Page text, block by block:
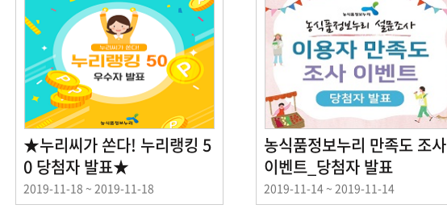
★누리씨가 쏜다! 누리랭킹 5
0 당첨자 발표★
이
벤
2019-11-18 ~ 2019-11-18
농식품정보누리 만족도 조사
이벤트_당첨자 발표
이
벤
2019-11-14 ~ 2019-11-14